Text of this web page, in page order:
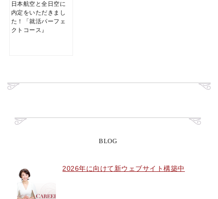
日本航空と全日空に
内定をいただきまし
た！「就活パーフェ
クトコース』
BLOG
2026年に向けて新ウェブサイト構築中